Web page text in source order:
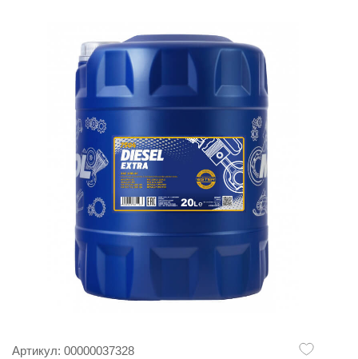
Артикул: 00000037328